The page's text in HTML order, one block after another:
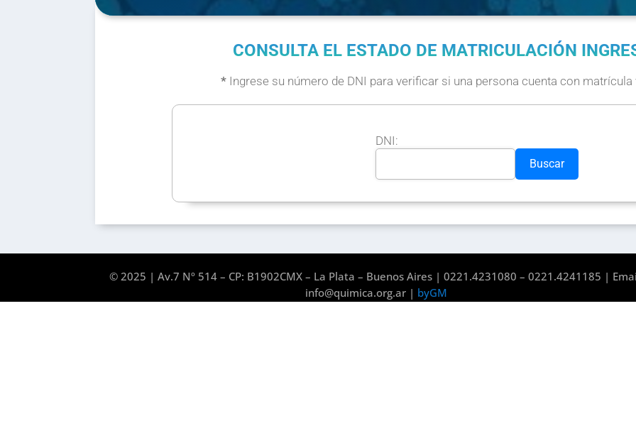
CONSULTA EL ESTADO DE MATRICULACIÓN
* Ingrese su número de DNI para verificar si una persona cuenta con matrícula
DNI:
Buscar
© 2025 | Av.7 Nº 514 – CP: B1902CMX – La Plata – Buenos Aires | 0221.4231080 – 0221.4241185 |
info@quimica.org.ar | byGM